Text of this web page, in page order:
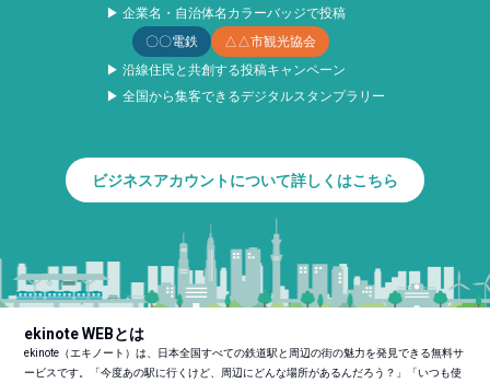
▶ 企業名・自治体名カラーバッジで投稿
〇〇電鉄
△△市観光協会
▶ 沿線住民と共創する投稿キャンペーン
▶ 全国から集客できるデジタルスタンプラリー
ビジネスアカウントについて詳しくはこちら
ekinote WEBとは
ekinote（エキノート）は、日本全国すべての鉄道駅と周辺の街の魅力を発見できる無料サ
ービスです。「今度あの駅に行くけど、周辺にどんな場所があるんだろう？」「いつも使